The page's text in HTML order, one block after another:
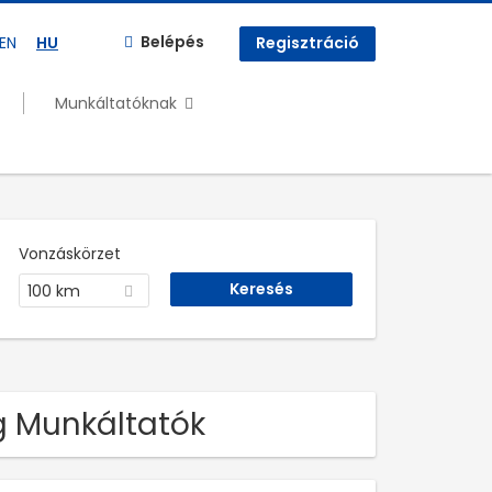
EN HU Belépés Regisztráció
Munkáltatóknak
Vonzáskörzet
100 km
Munkáltatók